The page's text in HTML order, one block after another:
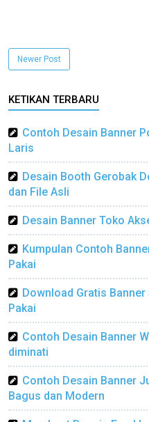
Newer Post
KETIKAN TERBARU
Contoh Desain Banner
Laris
Desain Booth Gerobak
dan File Asli
Desain Banner Toko
Kumpulan Contoh
Pakai
Download Gratis
Pakai
Contoh Desain Banner
diminati
Contoh Desain Banner
Bagus dan Modern